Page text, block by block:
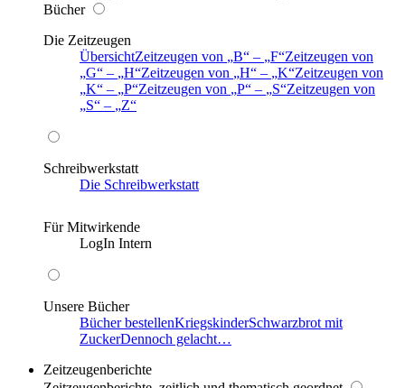
Bücher
Die Zeitzeugen
ÜbersichtZeitzeugen von B – F Zeitzeugen von
G
– H Zeitzeugen von H – K Zeitzeugen von
K
– P Zeitzeugen von P – S Zeitzeugen von
S
– Z
Schreibwerkstatt
Die Schreibwerkstatt
Für Mitwirkende
LogIn Intern
Unsere Bücher
Bücher bestellenKriegskinderSchwarzbrot mit
ZuckerDennoch gelacht…
Zeitzeugenberichte